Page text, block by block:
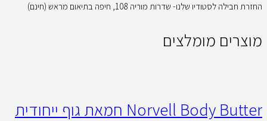
החזרת חבילה לסטודיו שלנו- שדרות מוריה 108, חיפה בתיאום מראש (חינם)
מוצרים מומלצים
Norvell Body Butter חמאת גוף ייחודית